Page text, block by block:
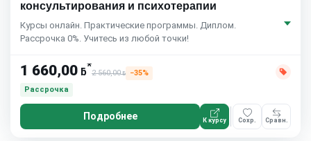
консультирования и психотерапии
Курсы онлайн. Практические программы. Диплом.
Рассрочка 0%. Учитесь из любой точки!
1 660,00 ƃ*
2 560,00ƃ
−35%
Рассрочка
Подробнее К курсу Сохр. Сравн.